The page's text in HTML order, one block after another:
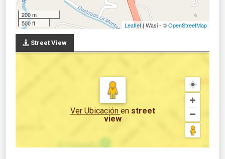
200 m
500 ft
Leaflet| Wasi - ©OpenStreetMap
Street View
Ver Ubicación en street
view